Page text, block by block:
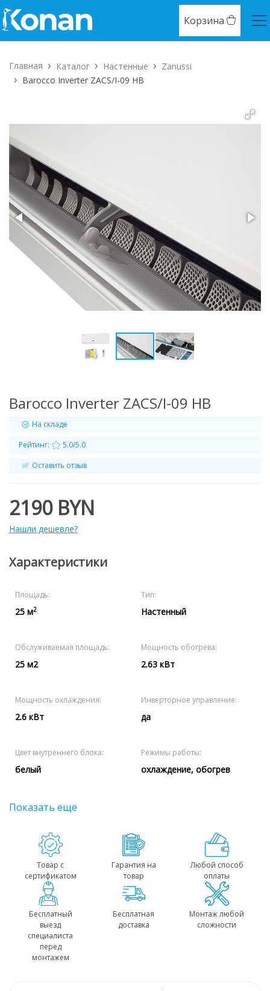
Корзина
Главная Каталог Настенные
Zanussi
Barocco Inverter ZACS/I-09 HB
Barocco Inverter ZACS/I-09 HB
На складе
Рейтинг:
5.0/5.0
Оставить отзыв
2190 BYN
Нашли дешевле?
Характеристики
Площадь:
25 м2
Тип:
Настенный
Обслуживаемая площадь:
25 м2
Мощность обогрева:
2.63 кВт
Мощность охлаждения:
2.6 кВт
Инверторное управление:
да
Цвет внутреннего блока:
белый
Режимы работы:
охлаждение, обогрев
Показать еще
Товар с
сертификатом
Гарантия на
товар
Любой способ
оплаты
Бесплатный
выезд
специалиста
перед
монтажем
Бесплатная
доставка
Монтаж любой
сложности